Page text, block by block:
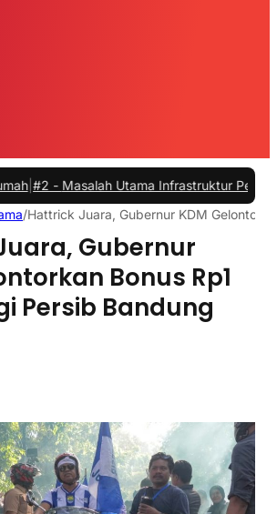
Utama Infrastruktur Pengisian Daya
/Hattrick Juara, Gubernur KDM
Gubernur
Bonus Rp1
Persib Bandung